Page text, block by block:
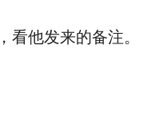
他发来的备注。